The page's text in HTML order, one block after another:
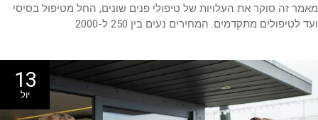
זה סוקר את העלויות של טיפולי פנים שונים, החל מטיפול בסיסי
לטיפולים מתקדמים. המחירים נעים בין 250 ל-2000
13